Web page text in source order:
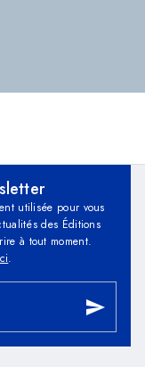
utilisée pour vous
des Éditions
à tout moment.
.
send